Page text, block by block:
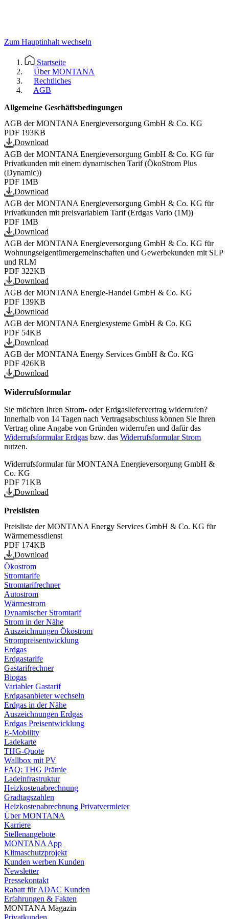
Zum Hauptinhalt wechseln
Startseite
Über MONTANA
Rechtliches
AGB
Allgemeine Geschäftsbedingungen
AGB der MONTANA Energieversorgung GmbH & Co. KG
PDF 193KB
Download
AGB der MONTANA Energieversorgung GmbH & Co. KG für
Privatkunden mit einem dynamischen Tarif (ÖkoStrom Plus
(Dynamic))
PDF 1MB
Download
AGB der MONTANA Energieversorgung GmbH & Co. KG für
Privatkunden mit preisvariablem Tarif (Erdgas Vario (1M))
PDF 1MB
Download
AGB der MONTANA Energieversorgung GmbH & Co. KG für
Wohnungseigentümergemeinschaften und Gewerbekunden mit SLP
und RLM
PDF 322KB
Download
AGB der MONTANA Energie-Handel GmbH & Co. KG
PDF 139KB
Download
AGB der MONTANA Energiesysteme GmbH & Co. KG
PDF 54KB
Download
AGB der MONTANA Energy Services GmbH & Co. KG
PDF 426KB
Download
Widerrufsformular
Sie möchten Ihren Strom- oder Erdgasliefervertrag widerrufen?
Innerhalb von 14 Tagen nach Vertragsabschluss können Sie Ihren
Vertrag ohne Angabe von Gründen widerrufen und dafür das
Widerrufsformular Erdgas bzw. das Widerrufsformular Strom
nutzen.
Widerrufsformular für MONTANA Energieversorgung GmbH &
Co. KG
PDF 71KB
Download
Preislisten
Preisliste der MONTANA Energy Services GmbH & Co. KG für
Wärmemessdienst
PDF 174KB
Download
Ökostrom
Stromtarife
Stromtarifrechner
Autostrom
Wärmestrom
Dynamischer Stromtarif
Strom in der Nähe
Auszeichnungen Ökostrom
Strompreisentwicklung
Erdgas
Erdgastarife
Gastarifrechner
Biogas
Variabler Gastarif
Erdgasanbieter wechseln
Erdgas in der Nähe
Auszeichnungen Erdgas
Erdgas Preisentwicklung
E-Mobility
Ladekarte
THG-Quote
Wallbox mit PV
FAQ: THG Prämie
Ladeinfrastruktur
Heizkostenabrechnung
Gradtagszahlen
Heizkostenabrechnung Privatvermieter
Über MONTANA
Karriere
Stellenangebote
MONTANA App
Klimaschutzprojekt
Kunden werben Kunden
Newsletter
Pressekontakt
Rabatt für ADAC Kunden
Erfahrungen & Fakten
MONTANA Magazin
Privatkunden